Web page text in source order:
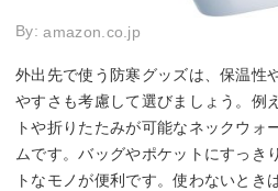
By:amazon.co.jp
外出先で使う防寒グッズは、保温性
やすさも考慮して選びましょう。例
トや折りたたみが可能なネックウォ
ムです。バッグやポケットにすっき
トなモノが便利です。使わないとき